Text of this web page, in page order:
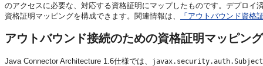
のアクセスに必要な、対応する資格証明にマップしたものです。デプロ
資格証明マッピングを構成できます。関連情報は、
「アウトバウンド資格
アウトバウンド接続のための資格証明マッピング
Java Connector Architecture 1.6仕様では、 javax.security.auth.Subject